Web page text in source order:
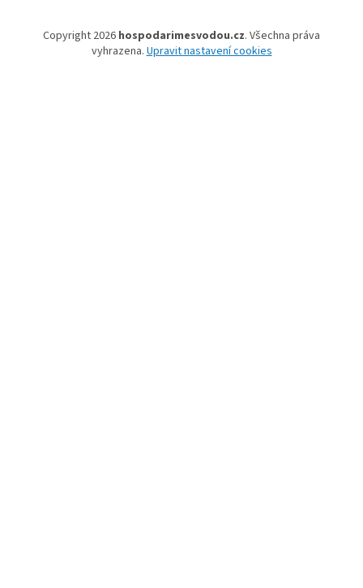
Copyright 2026 hospodarimesvodou.cz. Všechna práva
vyhrazena. Upravit nastavení cookies